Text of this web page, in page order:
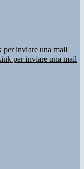
per inviare una mail
per inviare una mail